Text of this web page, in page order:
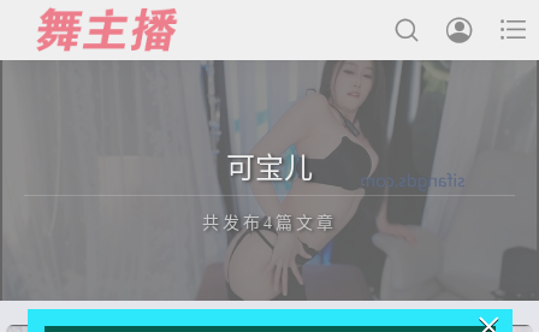



主播合集
可宝儿
共发布4篇文章